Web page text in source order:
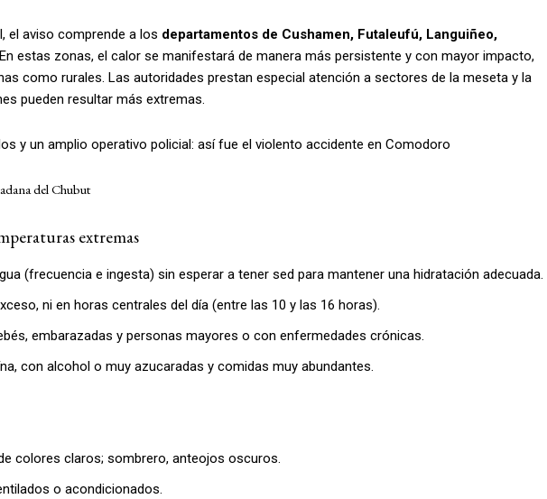
el aviso comprende a los departamentos de Cushamen, Futaleufú, Languiñeo,
En estas zonas, el calor se manifestará de manera más persistente y con mayor impacto,
como rurales. Las autoridades prestan especial atención a sectores de la meseta y la
pueden resultar más extremas.
y un amplio operativo policial: así fue el violento accidente en Comodoro
del Chubut
extremas
(frecuencia e ingesta) sin esperar a tener sed para mantener una hidratación adecuada.
ni en horas centrales del día (entre las 10 y las 16 horas).
embarazadas y personas mayores o con enfermedades crónicas.
con alcohol o muy azucaradas y comidas muy abundantes.
colores claros; sombrero, anteojos oscuros.
o acondicionados.